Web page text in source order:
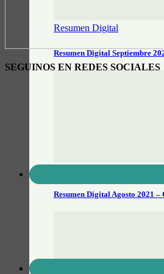
Resumen Digital
Resumen Digital Septiembre
Resumen Digital Agosto 2021
SEGUINOS EN REDES SOCIALES